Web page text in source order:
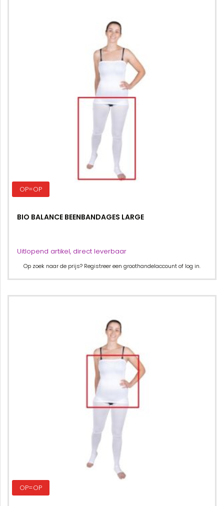
OP=OP
BIO BALANCE BEENBANDAGES LARGE
Uitlopend artikel, direct leverbaar
Op zoek naar de prijs? Registreer een groothandelaccount of log in.
OP=OP